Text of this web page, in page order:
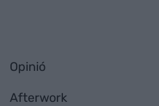
Opinió
Afterwork